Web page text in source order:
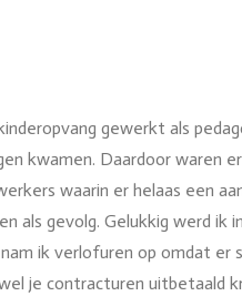
gewerkt als
kwamen. Daardoor waren
waarin er helaas een
als gevolg. Gelukkig werd
ik verlofuren op omdat
je contracturen uitbetaald